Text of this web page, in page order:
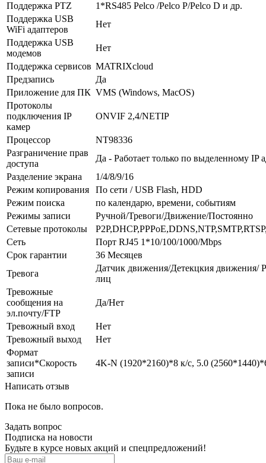
Поддержка PTZ
1*RS485 Pelco /Pelco P/Pelco D и др.
Поддержка USB
WiFi адаптеров
Нет
Поддержка USB
модемов
Нет
Поддержка сервисов MATRIXcloud
Предзапись
Да
Приложение для ПК VMS (Windows, MacOS)
Протоколы
подключения IP
камер
ONVIF 2,4/NETIP
Процессор
NT98336
Разграничение прав
доступа
Да - Работает только по выделенному IP
Разделение экрана
1/4/8/9/16
Режим копирования
По сети / USB Flash, HDD
Режим поиска
по календарю, времени, событиям
Режимы записи
Ручной/Тревоги/Движение/Постоянно
Сетевые протоколы
Сеть
Порт RJ45 1*10/100/1000/Mbps
Срок гарантии
36 Месяцев
Тревога
Датчик движения/Детекцкия движения/
лиц
Тревожные
сообщения на
эл.почту/FTP
Да/Нет
Тревожный вход
Нет
Тревожный выход
Нет
Формат
записи*Скорость
записи
4K-N (1920*2160)*8 к/с, 5.0
Написать отзыв
Пока не было вопросов.
Задать вопрос
Подписка на новости
Будьте в курсе новых акций и спецпредложений!